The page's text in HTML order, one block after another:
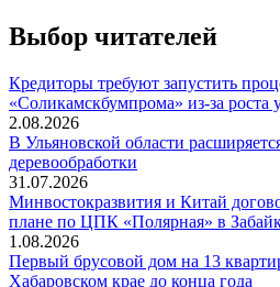
Выбор читателей
Кредиторы требуют запустить
«Соликамскбумпрома» из-за роста
2.08.2026
В Ульяновской области
деревообработки
31.07.2026
Минвостокразвития и Китай
плане по ЦПК «Полярная» в
1.08.2026
Первый брусовой дом на 13
Хабаровском крае до конца года